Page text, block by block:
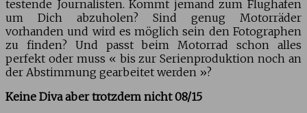
testende Journalisten. Kommt jemand zum Flughafen
um Dich abzuholen? Sind genug Motorräder
vorhanden und wird es möglich sein den Fotographen
zu finden? Und passt beim Motorrad schon alles
perfekt oder muss « bis zur Serienproduktion noch an
der Abstimmung gearbeitet werden »?
Keine Diva aber trotzdem nicht 08/15